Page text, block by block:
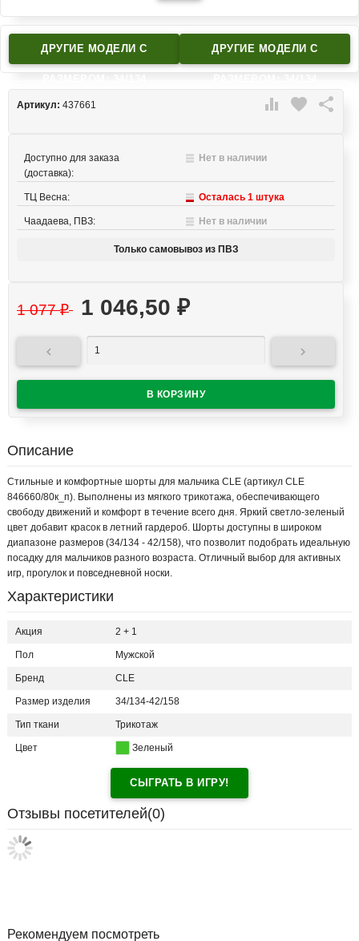
ДРУГИЕ МОДЕЛИ C ДРУГИЕ МОДЕЛИ C
 favorite 
Артикул: 437661
Доступно для заказа
(доставка):
Нет в наличии
ТЦ Весна: Осталась 1 штука
Чаадаева, ПВЗ: Нет в наличии
Только самовывоз из ПВЗ
1 077₽ 1 046,50 ₽
 
Описание
Стильные и комфортные шорты для мальчика CLE (артикул CLE
846660/80к_п). Выполнены из мягкого трикотажа, обеспечивающего
свободу движений и комфорт в течение всего дня. Яркий светло-зеленый
цвет добавит красок в летний гардероб. Шорты доступны в широком
диапазоне размеров (34/134 - 42/158), что позволит подобрать идеальную
посадку для мальчиков разного возраста. Отличный выбор для активных
игр, прогулок и повседневной носки.
Характеристики
Акция 2 + 1
Пол Мужской
Бренд CLE
Размер изделия 34/134-42/158
Тип ткани Трикотаж
Цвет Зеленый
СЫГРАТЬ В ИГРУ!
Отзывы посетителей(0)
Рекомендуем посмотреть